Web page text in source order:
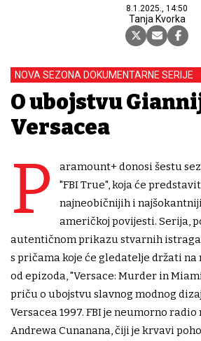
8.1.2025., 14:50
Tanja Kvorka
NOVA SEZONA DOKUMENTARNE SERIJE
O ubojstvu
Versacea
P
aramount+ donosi šestu
"FBI True", koja će
najneobičnijih i
američkoj povijesti. Serija,
autentičnom prikazu stvarnih istraga,
s pričama koje će gledatelje držati na
od epizoda, "Versace: Murder in
priču o ubojstvu slavnog modnog
Versacea 1997. FBI je neumorno
Andrewa Cunanana, čiji je krvavi